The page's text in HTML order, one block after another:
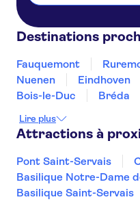
Destinations
Fauquemont
Nuenen
Eindhoven
Bois-le-Duc
Bréda
Lire plus
Attractions à
Pont Saint-Servais
Basilique Notre-Dame
Basilique Saint-Servais